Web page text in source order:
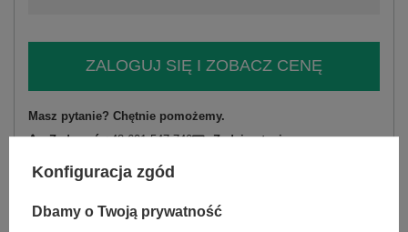
ZALOGUJ SIĘ I ZOBACZ CENĘ
Masz pytanie? Chętnie pomożemy.
Zadzwoń+48 601 547 740 Zadaj pytanie
skład materiału : 50% poliester, 45% wiskoza, 5%
sposób prania : pranie w pralce w 30°C
Konfiguracja zgód
Dbamy o Twoją prywatność